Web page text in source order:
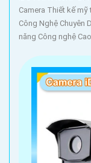
Camera Thiết kế mỹ
Công Nghệ Chuyên
năng Công nghệ Cao